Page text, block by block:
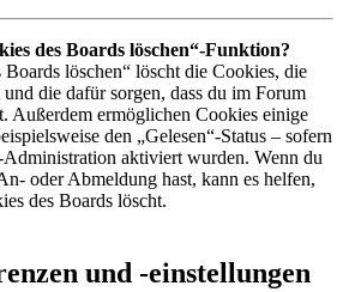
des Boards löschen“-Funktion?
löschen“ löscht die Cookies, die
die dafür sorgen, dass du im Forum
Außerdem ermöglichen Cookies einige
den „Gelesen“-Status – sofern
aktiviert wurden. Wenn du
oder Abmeldung hast, kann es helfen,
des Boards löscht.
und -einstellungen